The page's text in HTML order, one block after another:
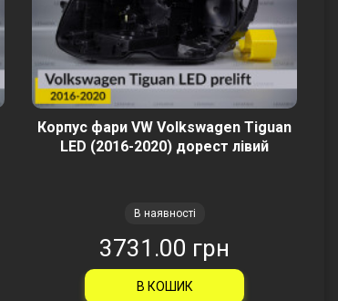
Корпус фари VW Volkswagen Tiguan
LED (2016-2020) дорест лівий
В наявності
3731.00 грн
В КОШИК